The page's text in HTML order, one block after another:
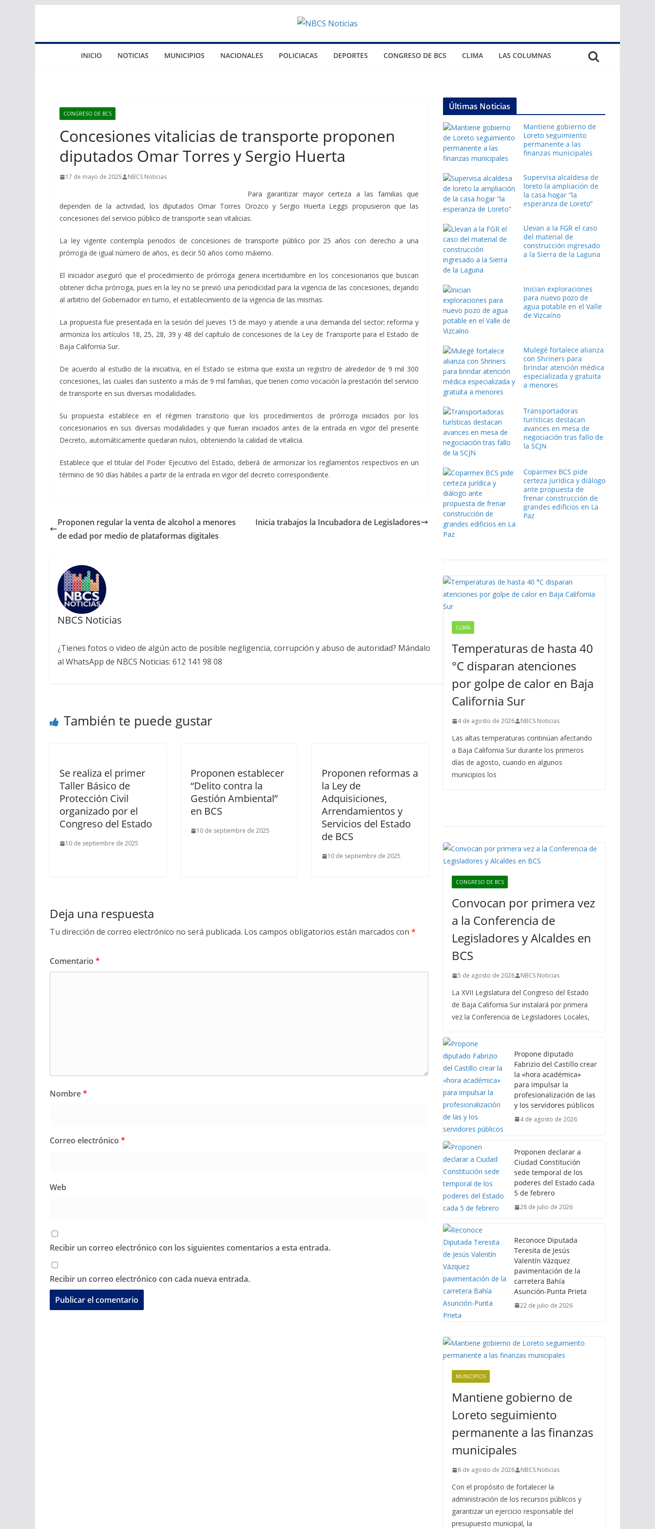
INICIO NOTICIAS MUNICIPIOS NACIONALES POLICIACAS DEPORTES CONGRESO DE BCS CLIMA LAS COLUMNAS
CONGRESO DE BCS
Concesiones vitalicias de transporte proponen
diputados Omar Torres y Sergio Huerta
17 de mayo de 2025 NBCS Noticias
Para garantizar mayor certeza a las familias que
dependen de la actividad, los diputados Omar Torres Orozco y Sergio Huerta Leggs propusieron que las
concesiones del servicio público de transporte sean vitalicias.
La ley vigente contempla periodos de concesiones de transporte público por 25 años con derecho a una
prórroga de igual número de años, es decir 50 años como máximo.
El iniciador aseguró que el procedimiento de prórroga genera incertidumbre en los concesionarios que buscan
obtener dicha prórroga, pues en la ley no se previó una periodicidad para la vigencia de las concesiones, dejando
al arbitrio del Gobernador en turno, el establecimiento de la vigencia de las mismas.
La propuesta fue presentada en la sesión del jueves 15 de mayo y atiende a una demanda del sector; reforma y
armoniza los artículos 18, 25, 28, 39 y 48 del capítulo de concesiones de la Ley de Transporte para el Estado de
Baja California Sur.
De acuerdo al estudio de la iniciativa, en el Estado se estima que exista un registro de alrededor de 9 mil 300
concesiones, las cuales dan sustento a más de 9 mil familias, que tienen como vocación la prestación del servicio
de transporte en sus diversas modalidades.
Su propuesta establece en el régimen transitorio que los procedimientos de prórroga iniciados por los
concesionarios en sus diversas modalidades y que fueran iniciados antes de la entrada en vigor del presente
Decreto, automáticamente quedaran nulos, obteniendo la calidad de vitalicia.
Establece que el titular del Poder Ejecutivo del Estado, deberá de armonizar los reglamentos respectivos en un
término de 90 días hábiles a partir de la entrada en vigor del decreto correspondiente.
Proponen regular la venta de alcohol a menores
de edad por medio de plataformas digitales
Inicia trabajos la Incubadora de Legisladores
NBCS Noticias
¿Tienes fotos o video de algún acto de posible negligencia, corrupción y abuso de autoridad? Mándalo
al WhatsApp de NBCS Noticias: 612 141 98 08
También te puede gustar
Se realiza el primer
Taller Básico de
Protección Civil
organizado por el
Congreso del Estado
10 de septiembre de 2025
Proponen establecer
“Delito contra la
Gestión Ambiental”
en BCS
10 de septiembre de 2025
Proponen reformas a
la Ley de
Adquisiciones,
Arrendamientos y
Servicios del Estado
de BCS
10 de septiembre de 2025
Deja una respuesta
Tu dirección de correo electrónico no será publicada. Los campos obligatorios están marcados con *
Comentario *
Nombre*
Correo electrónico *
Web
Recibir un correo electrónico con los siguientes comentarios a esta entrada.
Recibir un correo electrónico con cada nueva entrada.
Últimas Noticias
Mantiene gobierno de
Loreto seguimiento
permanente a las
finanzas municipales
Supervisa alcaldesa de
loreto la ampliación de
la casa hogar “la
esperanza de Loreto”
Llevan a la FGR el caso
del material de
construcción ingresado
a la Sierra de la Laguna
Inician exploraciones
para nuevo pozo de
agua potable en el Valle
de Vizcaíno
Mulegé fortalece alianza
con Shriners para
brindar atención médica
especializada y gratuita
a menores
Transportadoras
turísticas destacan
avances en mesa de
negociación tras fallo de
la SCJN
Coparmex BCS pide
certeza jurídica y diálogo
ante propuesta de
frenar construcción de
grandes edificios en La
Paz
CLIMA
Temperaturas de hasta 40
°C disparan atenciones
por golpe de calor en Baja
California Sur
4 de agosto de 2026 NBCS Noticias
Las altas temperaturas continúan afectando
a Baja California Sur durante los primeros
días de agosto, cuando en algunos
municipios los
CONGRESO DE BCS
Convocan por primera vez
a la Conferencia de
Legisladores y Alcaldes en
BCS
5 de agosto de 2026 NBCS Noticias
La XVII Legislatura del Congreso del Estado
de Baja California Sur instalará por primera
vez la Conferencia de Legisladores Locales,
Propone diputado
Fabrizio del Castillo crear
la «hora académica»
para impulsar la
profesionalización de las
y los servidores públicos
4 de agosto de 2026
Proponen declarar a
Ciudad Constitución
sede temporal de los
poderes del Estado cada
5 de febrero
28 de julio de 2026
Reconoce Diputada
Teresita de Jesús
Valentín Vázquez
pavimentación de la
carretera Bahía
Asunción-Punta Prieta
22 de julio de 2026
MUNICIPIOS
Mantiene gobierno de
Loreto seguimiento
permanente a las finanzas
municipales
6 de agosto de 2026 NBCS Noticias
Con el propósito de fortalecer la
administración de los recursos públicos y
garantizar un ejercicio responsable del
presupuesto municipal, la